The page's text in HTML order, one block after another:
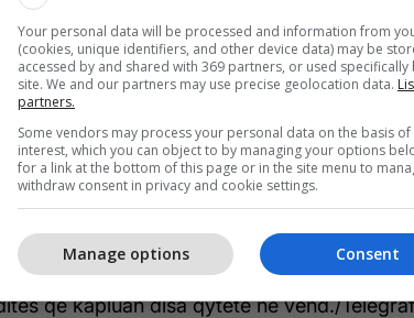
Kostadinov, ka bërë thirrje për qetësi në
tha se janë pranuar rreth 40 raporte për
edhe në Manastir ka pasur reshje të
Gjithashtu, edhe në Tetovë është
"Bllagoja Toska".
e vendit të dalin me detaje më të
që kapluan disa qytete në vend./
Your personal data will be processed and information from
(cookies, unique identifiers, and other device data) may be
accessed by and shared with 369 partners, or used specifically
site. We and our partners may use precise geolocation data.
partners.
Some vendors may process your personal data on the basis
interest, which you can object to by managing your options
for a link at the bottom of this page or in the site menu to
withdraw consent in privacy and cookie settings.
Consent
Manage options